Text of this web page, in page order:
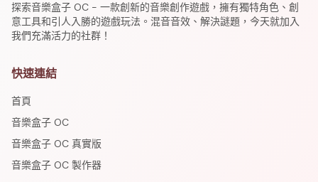
探索音樂盒子 OC - 一款創新的音樂創作遊戲，擁有獨特角色、創
意工具和引人入勝的遊戲玩法。混音音效、解決謎題，今天就加入
我們充滿活力的社群！
快速連結
首頁
音樂盒子 OC
音樂盒子 OC 真實版
音樂盒子 OC 製作器